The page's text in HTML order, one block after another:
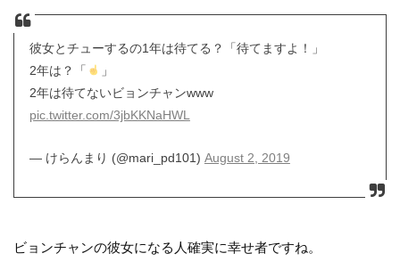
彼女とチューするの1年は待てる？「待てますよ！」
2年は？「
」
2年は待てないビョンチャンwww
pic.twitter.com/3jbKKNaHWL
— けらんまり (@mari_pd101) August 2, 2019
ビョンチャンの彼女になる人確実に幸せ者ですね。